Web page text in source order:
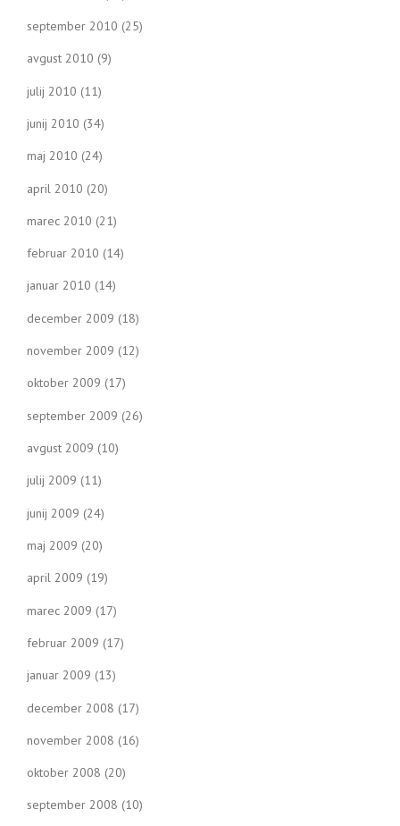
september 2010 (25)
avgust 2010 (9)
julij 2010 (11)
junij 2010 (34)
maj 2010 (24)
april 2010 (20)
marec 2010 (21)
februar 2010 (14)
januar 2010 (14)
december 2009 (18)
november 2009 (12)
oktober 2009 (17)
september 2009 (26)
avgust 2009 (10)
julij 2009 (11)
junij 2009 (24)
maj 2009 (20)
april 2009 (19)
marec 2009 (17)
februar 2009 (17)
januar 2009 (13)
december 2008 (17)
november 2008 (16)
oktober 2008 (20)
september 2008 (10)